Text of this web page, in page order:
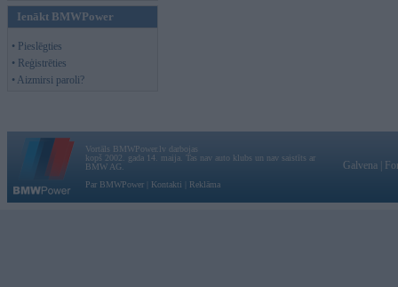
Ienākt BMWPower
• Pieslēgties
• Reģistrēties
• Aizmirsi paroli?
Vortāls BMWPower.lv darbojas
kopš 2002. gada 14. maija. Tas nav auto klubs un nav saistīts ar
BMW AG.
Par BMWPower
Kontakti Reklāma
Galvena